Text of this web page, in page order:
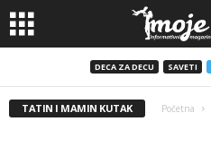
DECA ZA DECU SAVETI
TATIN I MAMIN KUTAK Početna